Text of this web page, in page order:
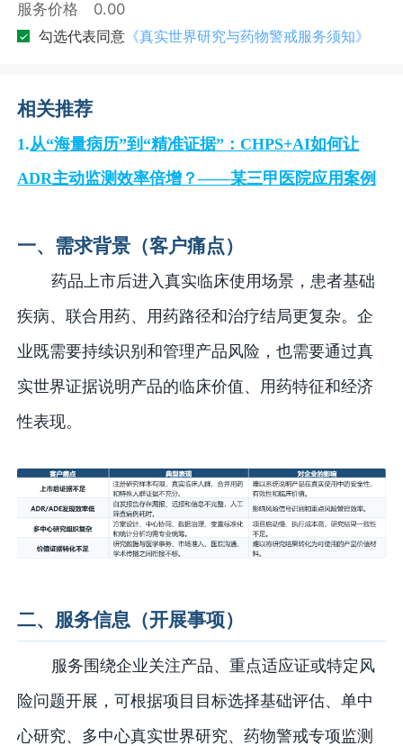
服务价格 0.00
勾选代表同意《真实世界研究与药物警戒服务须知》
相关推荐
1.从“海量病历”到“精准证据”：CHPS+AI如何让
ADR主动监测效率倍增？——某三甲医院应用案例
一、需求背景（客户痛点）
药品上市后进入真实临床使用场景，患者基础
疾病、联合用药、用药路径和治疗结局更复杂。企
业既需要持续识别和管理产品风险，也需要通过真
实世界证据说明产品的临床价值、用药特征和经济
性表现。
二、服务信息（开展事项）
服务围绕企业关注产品、重点适应证或特定风
险问题开展，可根据项目目标选择基础评估、单中
心研究、多中心真实世界研究、药物警戒专项监测